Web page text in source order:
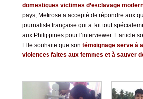
domestiques victimes d’esclavage
pays, Melirose a accepté de répondre aux
journaliste française qui a fait tout
aux Philippines pour l’interviewer. L’article
Elle souhaite que son témoignage serve à
violences faites aux femmes et à sauver